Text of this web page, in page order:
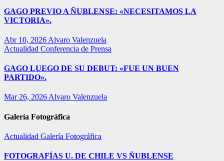
GAGO PREVIO A ÑUBLENSE: «NECESITAMOS LA
VICTORIA».
Abr 10, 2026 Alvaro Valenzuela
Actualidad Conferencia de Prensa
GAGO LUEGO DE SU DEBUT: «FUE UN BUEN
PARTIDO».
Mar 26, 2026 Alvaro Valenzuela
Galería Fotográfica
Actualidad Galería Fotográfica
FOTOGRAFÍAS U. DE CHILE VS ÑUBLENSE